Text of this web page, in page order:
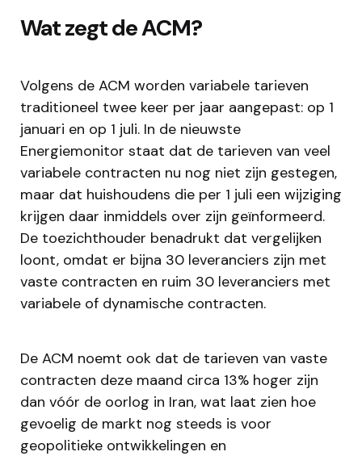
Wat zegt de ACM?
Volgens de ACM worden variabele tarieven
traditioneel twee keer per jaar aangepast: op 1
januari en op 1 juli. In de nieuwste
Energiemonitor staat dat de tarieven van veel
variabele contracten nu nog niet zijn gestegen,
maar dat huishoudens die per 1 juli een wijziging
krijgen daar inmiddels over zijn geïnformeerd.
De toezichthouder benadrukt dat vergelijken
loont, omdat er bijna 30 leveranciers zijn met
vaste contracten en ruim 30 leveranciers met
variabele of dynamische contracten.
De ACM noemt ook dat de tarieven van vaste
contracten deze maand circa 13% hoger zijn
dan vóór de oorlog in Iran, wat laat zien hoe
gevoelig de markt nog steeds is voor
geopolitieke ontwikkelingen en